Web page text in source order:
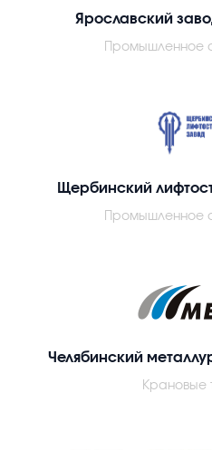
Ярославский
Промышленное
Щербинский
Промышленное
Челябинский
Крановые